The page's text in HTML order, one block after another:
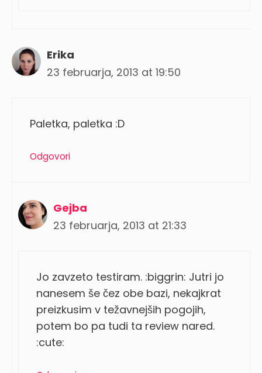
Erika
23 februarja, 2013 at 19:50
Paletka, paletka :D
Odgovori
Gejba
23 februarja, 2013 at 21:33
Jo zavzeto testiram. :biggrin: Jutri jo
nanesem še čez obe bazi, nekajkrat
preizkusim v težavnejših pogojih,
potem bo pa tudi ta review nared.
:cute: